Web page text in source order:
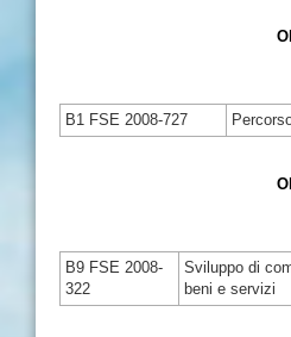
B1 FSE 2008-727
B9 FSE 2008-
322
Sviluppo di
beni e servizi